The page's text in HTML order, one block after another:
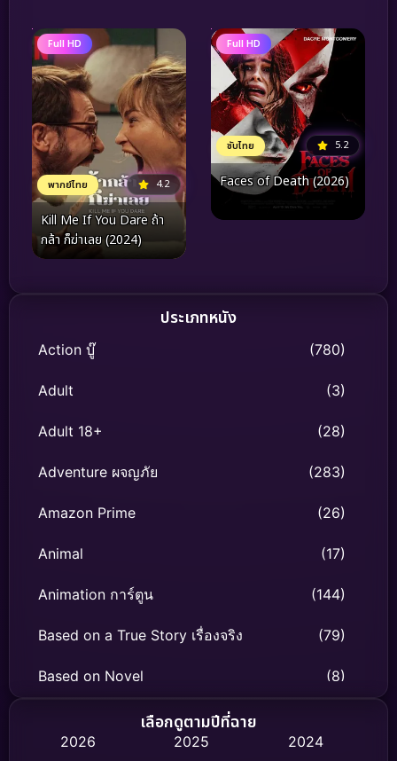
Full HD
พากย์ไทย 4.2
Kill Me If You Dare ถ้า
กล้า ก็ฆ่าเลย (2024)
Full HD
ซับไทย 5.2
Faces of Death (2026)
ประเภทหนัง
Action บู๊ (780)
Adult (3)
Adult 18+ (28)
Adventure ผจญภัย (283)
Amazon Prime (26)
Animal (17)
Animation การ์ตูน (144)
Based on a True Story เรื่องจริง (79)
Based on Novel (8)
Biography ชีวิตจริงเลือกดูตามปีที่ฉาย
2026 2025
2024